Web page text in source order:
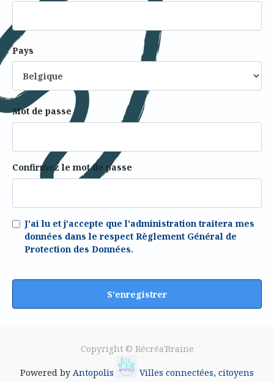
Pays
Mot de passe
Confirmez le mot de passe
J'ai lu et j'accepte que l'administration traitera mes
données dans le respect Règlement Général de
Protection des Données.
S'enregistrer
Copyright © Récréa'Braine
Powered by Antopolis
Villes connectées, citoyens